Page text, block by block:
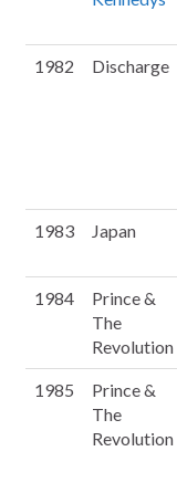
1982 Discharge
1983 Japan
1984
Prince &
The
Revolution
1985
Prince &
The
Revolution